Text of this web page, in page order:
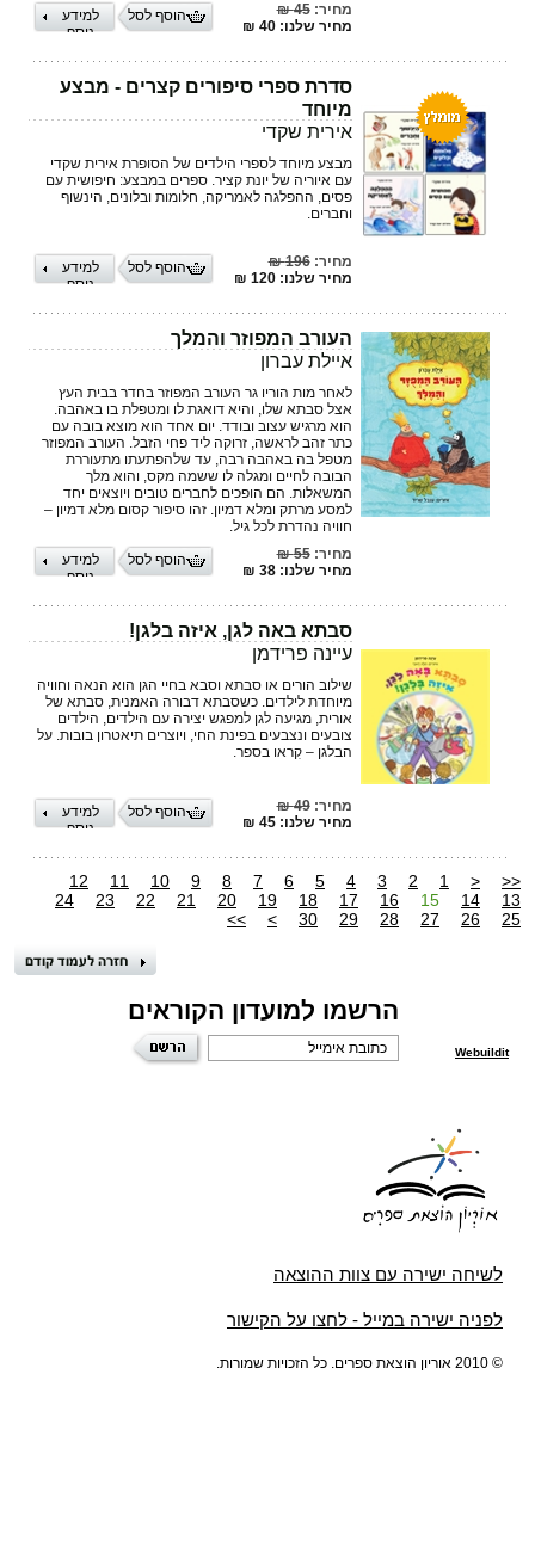
מחיר:45 ₪
מחיר שלנו: 40 ₪
למידע
נוסף
הוסף לסל
סדרת ספרי סיפורים קצרים - מבצע
מיוחד
אירית שקדי
מבצע מיוחד לספרי הילדים של הסופרת אירית שקדי
עם איוריה של יונת קציר. ספרים במבצע: חיפושית עם
פסים, ההפלגה לאמריקה, חלומות ובלונים, הינשוף
וחברים.
מחיר:196 ₪
מחיר שלנו: 120 ₪
למידע
נוסף
הוסף לסל
העורב המפוזר והמלך
איילת עברון
לאחר מות הוריו גר העורב המפוזר בחדר בבית העץ
אצל סבתא שלו, והיא דואגת לו ומטפלת בו באהבה.
הוא מרגיש עצוב ובודד. יום אחד הוא מוצא בובה עם
כתר זהב לראשה, זרוקה ליד פחי הזבל. העורב המפוזר
מטפל בה באהבה רבה, עד שלהפתעתו מתעוררת
הבובה לחיים ומגלה לו ששמה מקס, והוא מלך
המשאלות. הם הופכים לחברים טובים ויוצאים יחד
למסע מרתק ומלא דמיון. זהו סיפור קסום מלא דמיון –
חוויה נהדרת לכל גיל.
מחיר:55 ₪
מחיר שלנו: 38 ₪
למידע
נוסף
הוסף לסל
סבתא באה לגן, איזה בלגן!
עיינה פרידמן
שילוב הורים או סבתא וסבא בחיי הגן הוא הנאה וחוויה
מיוחדת לילדים. כשסבתא דבורה האמנית, סבתא של
אורית, מגיעה לגן למפגש יצירה עם הילדים, הילדים
צובעים ונצבעים בפינת החי, ויוצרים תיאטרון בובות. על
הבלגן – קִראו בספר.
מחיר:49 ₪
מחיר שלנו: 45 ₪
למידע
נוסף
הוסף לסל
<<
<
1
2
3
4
5
6
7
8
9
10
11
12
13
14
15
16
17
18
19
20
21
22
23
24
25
26
27
28
29
30
>
>>
הרשמו למועדון הקוראים
לשיחה ישירה עם צוות ההוצאה
לפניה ישירה במייל - לחצו על הקישור
© 2010 אוריון הוצאת ספרים. כל הזכויות שמורות.
Webuildit